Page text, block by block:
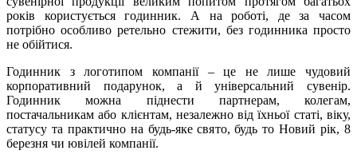
років користується годинник. А на роботі, де за часом
потрібно особливо ретельно стежити, без годинника просто
не обійтися.
Годинник з логотипом компанії – це не лише чудовий
корпоративний подарунок, а й універсальний сувенір.
Годинник можна піднести партнерам, колегам,
постачальникам або клієнтам, незалежно від їхньої статі, віку,
статусу та практично на будь-яке свято, будь то Новий рік, 8
березня чи ювілей компанії.